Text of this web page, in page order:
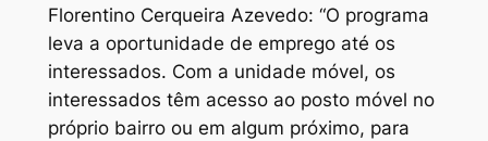
Florentino Cerqueira Azevedo: “O programa
leva a oportunidade de emprego até os
interessados. Com a unidade móvel, os
interessados têm acesso ao posto móvel no
próprio bairro ou em algum próximo, para